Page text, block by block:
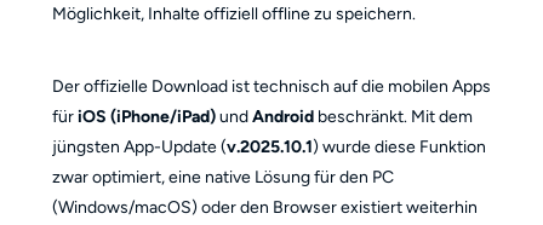
Möglichkeit, Inhalte offiziell offline zu speichern.
Der offizielle Download ist technisch auf die mobilen Apps
füriOS (iPhone/iPad)undAndroidbeschränkt. Mit dem
jüngsten App-Update (v.2025.10.1) wurde diese Funktion
zwar optimiert, eine native Lösung für den PC
(Windows/macOS) oder den Browser existiert weiterhin